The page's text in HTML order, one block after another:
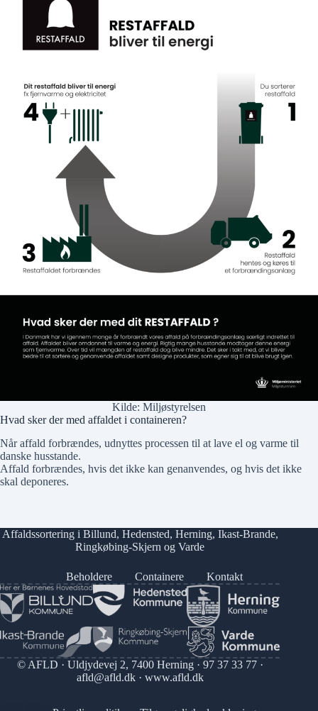
Kilde: Miljøstyrelsen
Hvad sker der med affaldet i containeren?
Når affald forbrændes, udnyttes processen til at lave el og varme til
danske husstande.
Affald forbrændes, hvis det ikke kan genanvendes, og hvis det ikke
skal deponeres.
Affaldssortering i Billund, Hedensted, Herning, Ikast-Brande,
Ringkøbing-Skjern ogVarde
Beholdere Containere Kontakt
© AFLD · Uldjydevej 2, 7400 Herning · 97 37 33 77·
afld@afld.dk· www.afld.dk